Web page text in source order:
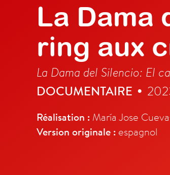
La Dama
ring aux
La Dama del Silencio: El
DOCUMENTAIRE •
Réalisation : María Jose
Version originale : espagnol